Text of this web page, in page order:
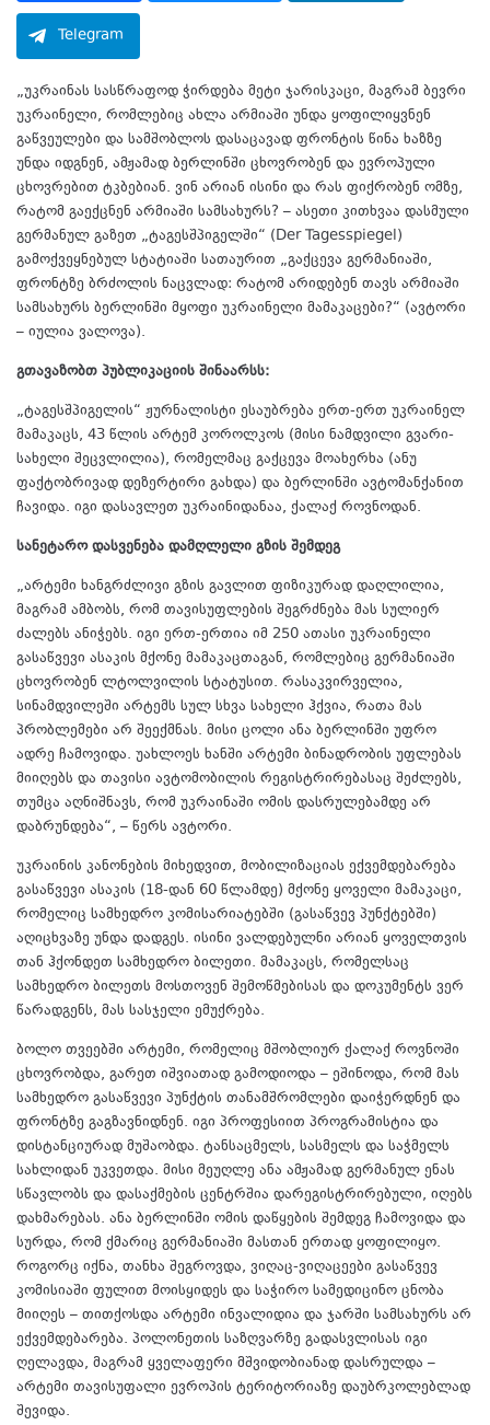
Telegram
„უკრაინას სასწრაფოდ ჭირდება მეტი ჯარისკაცი, მაგრამ ბევრი
უკრაინელი, რომლებიც ახლა არმიაში უნდა ყოფილიყვნენ
გაწვეულები და სამშობლოს დასაცავად ფრონტის წინა ხაზზე
უნდა იდგნენ, ამჟამად ბერლინში ცხოვრობენ და ევროპული
ცხოვრებით ტკბებიან. ვინ არიან ისინი და რას ფიქრობენ ომზე,
რატომ გაექცნენ არმიაში სამსახურს? – ასეთი კითხვაა დასმული
გერმანულ გაზეთ „ტაგესშპიგელში“ (Der Tagesspiegel)
გამოქვეყნებულ სტატიაში სათაურით „გაქცევა გერმანიაში,
ფრონტზე ბრძოლის ნაცვლად: რატომ არიდებენ თავს არმიაში
სამსახურს ბერლინში მყოფი უკრაინელი მამაკაცები?“ (ავტორი
– იულია ვალოვა).
გთავაზობთ პუბლიკაციის შინაარსს:
„ტაგესშპიგელის“ ჟურნალისტი ესაუბრება ერთ-ერთ უკრაინელ
მამაკაცს, 43 წლის არტემ კოროლკოს (მისი ნამდვილი გვარი-
სახელი შეცვლილია), რომელმაც გაქცევა მოახერხა (ანუ
ფაქტობრივად დეზერტირი გახდა) და ბერლინში ავტომანქანით
ჩავიდა. იგი დასავლეთ უკრაინიდანაა, ქალაქ როვნოდან.
სანეტარო დასვენება დამღლელი გზის შემდეგ
„არტემი ხანგრძლივი გზის გავლით ფიზიკურად დაღლილია,
მაგრამ ამბობს, რომ თავისუფლების შეგრძნება მას სულიერ
ძალებს ანიჭებს. იგი ერთ-ერთია იმ 250 ათასი უკრაინელი
გასაწვევი ასაკის მქონე მამაკაცთაგან, რომლებიც გერმანიაში
ცხოვრობენ ლტოლვილის სტატუსით. რასაკვირველია,
სინამდვილეში არტემს სულ სხვა სახელი ჰქვია, რათა მას
პრობლემები არ შეექმნას. მისი ცოლი ანა ბერლინში უფრო
ადრე ჩამოვიდა. უახლოეს ხანში არტემი ბინადრობის უფლებას
მიიღებს და თავისი ავტომობილის რეგისტრირებასაც შეძლებს,
თუმცა აღნიშნავს, რომ უკრაინაში ომის დასრულებამდე არ
დაბრუნდება“, – წერს ავტორი.
უკრაინის კანონების მიხედვით, მობილიზაციას ექვემდებარება
გასაწვევი ასაკის (18-დან 60 წლამდე) მქონე ყოველი მამაკაცი,
რომელიც სამხედრო კომისარიატებში (გასაწვევ პუნქტებში)
აღიცხვაზე უნდა დადგეს. ისინი ვალდებულნი არიან ყოველთვის
თან ჰქონდეთ სამხედრო ბილეთი. მამაკაცს, რომელსაც
სამხედრო ბილეთს მოსთოვენ შემოწმებისას და დოკუმენტს ვერ
წარადგენს, მას სასჯელი ემუქრება.
ბოლო თვეებში არტემი, რომელიც მშობლიურ ქალაქ როვნოში
ცხოვრობდა, გარეთ იშვიათად გამოდიოდა – ეშინოდა, რომ მას
სამხედრო გასაწვევი პუნქტის თანამშრომლები დაიჭერდნენ და
ფრონტზე გაგზავნიდნენ. იგი პროფესიით პროგრამისტია და
დისტანციურად მუშაობდა. ტანსაცმელს, სასმელს და საჭმელს
სახლიდან უკვეთდა. მისი მეუღლე ანა ამჟამად გერმანულ ენას
სწავლობს და დასაქმების ცენტრშია დარეგისტრირებული, იღებს
დახმარებას. ანა ბერლინში ომის დაწყების შემდეგ ჩამოვიდა და
სურდა, რომ ქმარიც გერმანიაში მასთან ერთად ყოფილიყო.
როგორც იქნა, თანხა შეგროვდა, ვიღაც-ვიღაცეები გასაწვევ
კომისიაში ფულით მოისყიდეს და საჭირო სამედიცინო ცნობა
მიიღეს – თითქოსდა არტემი ინვალიდია და ჯარში სამსახურს არ
ექვემდებარება. პოლონეთის საზღვარზე გადასვლისას იგი
ღელავდა, მაგრამ ყველაფერი მშვიდობიანად დასრულდა –
არტემი თავისუფალი ევროპის ტერიტორიაზე დაუბრკოლებლად
შევიდა.